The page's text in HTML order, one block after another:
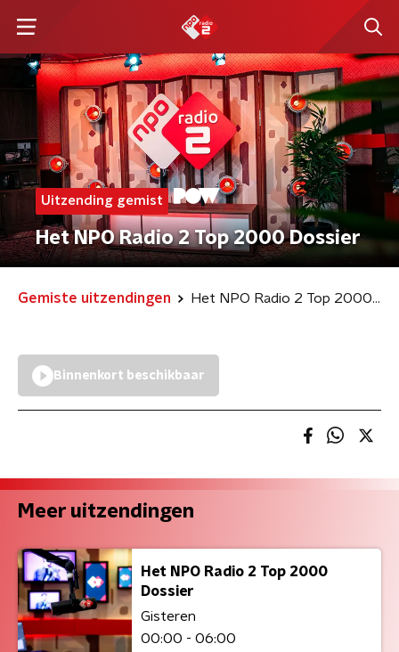
Uitzending gemist
Het NPO Radio 2 Top 2000 Dossier
Gemiste uitzendingen Het NPO Radio 2 Top 2000 Dossier
Binnenkort beschikbaar
Meer uitzendingen
Het NPO Radio 2 Top 2000
Dossier
Gisteren
00:00 - 06:00